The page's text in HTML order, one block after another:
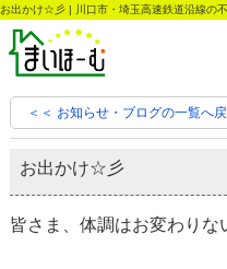
お出かけ☆彡 | 川口市・埼玉高速鉄道沿線の
＜＜ お知らせ・ブログの一覧へ
お出かけ☆彡
皆さま、体調はお変わりな